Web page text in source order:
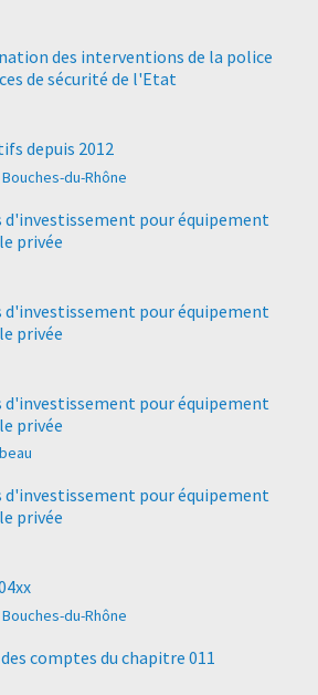
des interventions de la police
de sécurité de l'Etat
depuis 2012
du-Rhône
d'investissement pour équipement
privée
d'investissement pour équipement
privée
d'investissement pour équipement
privée
d'investissement pour équipement
privée
du-Rhône
comptes du chapitre 011